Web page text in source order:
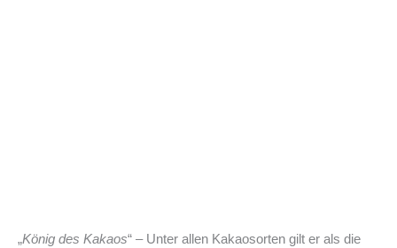
„König des Kakaos“ – Unter allen Kakaosorten gilt er als die